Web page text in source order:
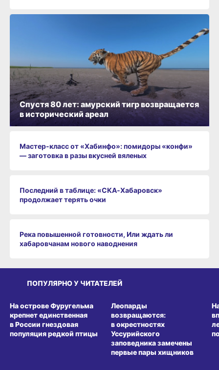
Мастер-класс от «Хабинфо»: помидоры «конфи»
— заготовка в разы вкусней вяленых
Последний в таблице: «СКА‑Хабаровск»
продолжает терять очки
Река повышенной готовности, Или ждать ли
хабаровчанам нового наводнения
Спустя 80 лет: амурский тигр возвращается
в исторический ареал
ПОПУЛЯРНО У ЧИТАТЕЛЕЙ
На острове Фуругельма
крепнет единственная
в России гнездовая
популяция редкой птицы
Леопарды
возвращаются:
в окрестностях
Уссурийского
заповедника замечены
первые пары хищников